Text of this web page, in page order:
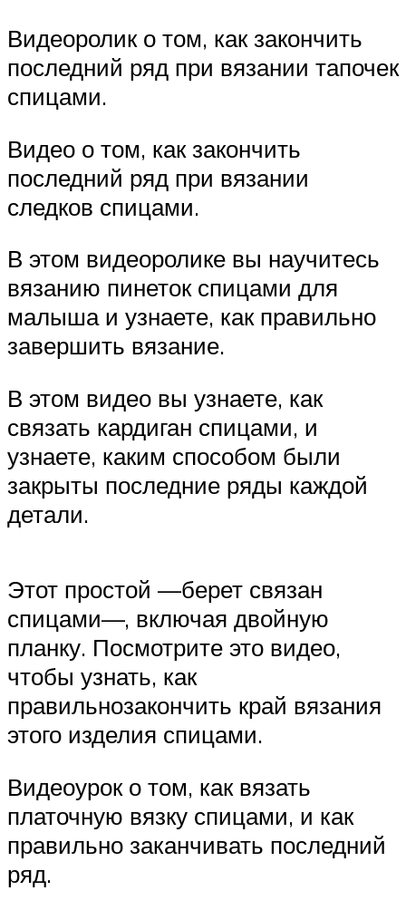
Видеоролик о том, как закончить
последний ряд при вязании тапочек
спицами.
Видео о том, как закончить
последний ряд при вязании
следков спицами.
В этом видеоролике вы научитесь
вязанию пинеток спицами для
малыша и узнаете, как правильно
завершить вязание.
В этом видео вы узнаете, как
связать кардиган спицами, и
узнаете, каким способом были
закрыты последние ряды каждой
детали.
Этот простой —берет связан
спицами—, включая двойную
планку. Посмотрите это видео,
чтобы узнать, как
правильнозакончить край вязания
этого изделия спицами.
Видеоурок о том, как вязать
платочную вязку спицами, и как
правильно заканчивать последний
ряд.